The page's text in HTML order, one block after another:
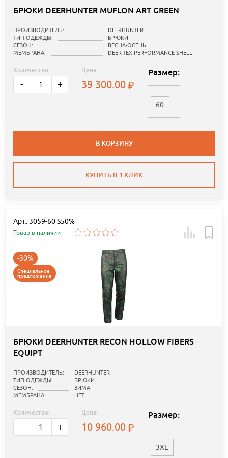
БРЮКИ DEERHUNTER MUFLON ART GREEN
ПРОИЗВОДИТЕЛЬ:
DEERHUNTER
ТИП ОДЕЖДЫ:
БРЮКИ
СЕЗОН:
ВЕСНА-ОСЕНЬ
МЕМБРАНА:
DEER-TEX PERFORMANCE SHELL
Количество:
- +
Цена:
39 300.00
Размер:
60
В КОРЗИНУ
КУПИТЬ В 1 КЛИК
Арт.: 3059-60 S50%
Товар в наличии
-30%
Специальное
предложение
БРЮКИ DEERHUNTER RECON HOLLOW FIBERS
EQUIPT
ПРОИЗВОДИТЕЛЬ:
DEERHUNTER
ТИП ОДЕЖДЫ:
БРЮКИ
СЕЗОН:
ЗИМА
МЕМБРАНА:
НЕТ
Количество:
- +
Цена:
10 960.00
Размер:
3XL